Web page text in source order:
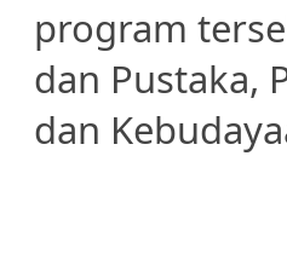
program
dan Pustaka,
dan